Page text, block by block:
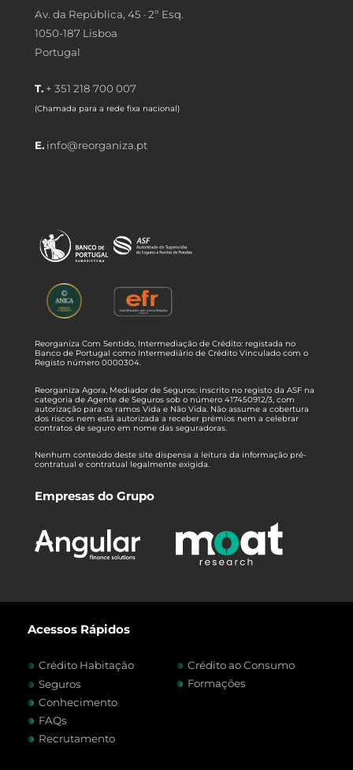
Av. da República, 45 · 2º Esq.
1050-187 Lisboa
Portugal
T. + 351 218 700 007
(Chamada para a rede fixa nacional)
E. info@reorganiza.pt
Reorganiza Com Sentido, Intermediação de Crédito: registada no
Banco de Portugal como Intermediário de Crédito Vinculado com o
Registo número 0000304.
Reorganiza Agora, Mediador de Seguros: inscrito no registo da ASF na
categoria de Agente de Seguros sob o número 417450912/3, com
autorização para os ramos Vida e Não Vida. Não assume a cobertura
dos riscos nem está autorizada a receber prémios nem a celebrar
contratos de seguro em nome das seguradoras.
Nenhum conteúdo deste site dispensa a leitura da informação pré-
contratual e contratual legalmente exigida.
Empresas do Grupo
Acessos Rápidos
Crédito Habitação
Crédito ao Consumo
Seguros
Formações
Conhecimento
FAQs
Recrutamento